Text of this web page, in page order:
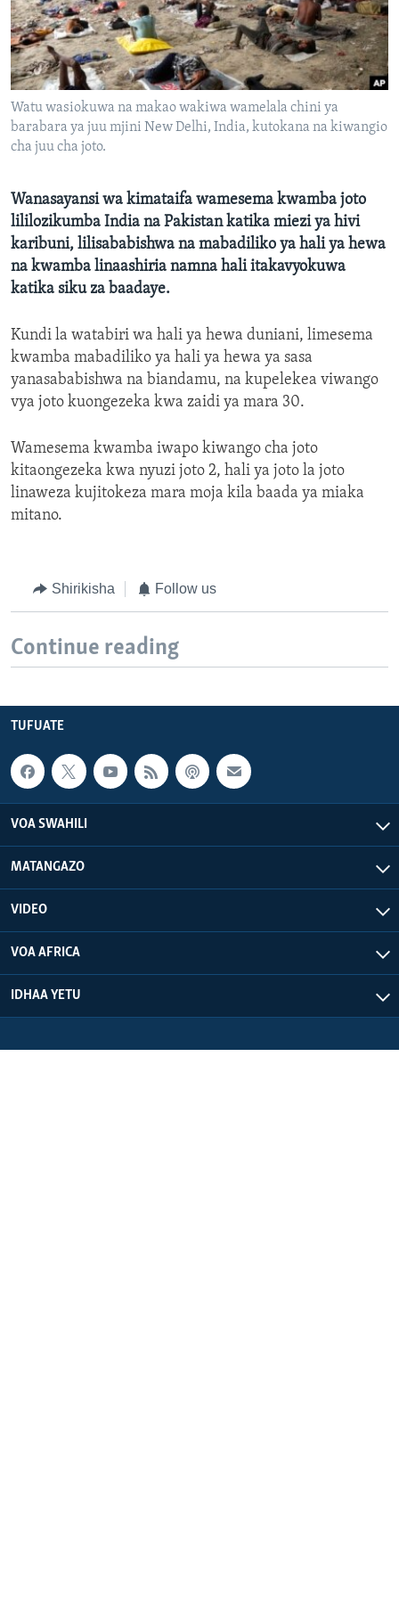
Watu wasiokuwa na makao wakiwa wamelala chini ya
barabara ya juu mjini New Delhi, India, kutokana na kiwangio
cha juu cha joto.
Wanasayansi wa kimataifa wamesema kwamba joto
lililozikumba India na Pakistan katika miezi ya hivi
karibuni, lilisababishwa na mabadiliko ya hali ya hewa
na kwamba linaashiria namna hali itakavyokuwa
katika siku za baadaye.
Kundi la watabiri wa hali ya hewa duniani, limesema
kwamba mabadiliko ya hali ya hewa ya sasa
yanasababishwa na biandamu, na kupelekea viwango
vya joto kuongezeka kwa zaidi ya mara 30.
Wamesema kwamba iwapo kiwango cha joto
kitaongezeka kwa nyuzi joto 2, hali ya joto la joto
linaweza kujitokeza mara moja kila baada ya miaka
mitano.
Shirikisha Follow us
Continue reading
TUFUATE
VOA SWAHILI
MATANGAZO
VIDEO
VOA AFRICA
IDHAA YETU